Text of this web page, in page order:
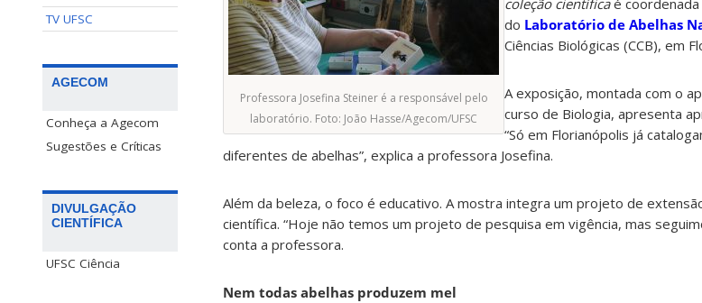
TV UFSC
AGECOM
Conheça a Agecom
Sugestões e Críticas
DIVULGAÇÃO
CIENTÍFICA
UFSC Ciência
Professora Josefina Steiner é a responsável pelo
laboratório. Foto: João Hasse/Agecom/UFSC
coleção científicaé
do Laboratório de Abelhas
Ciências Biológicas (CCB), em
A exposição, montada com o
curso de Biologia, apresenta
“Só em Florianópolis já
diferentes de abelhas”, explica a professora Josefina.
Além da beleza, o foco é educativo. A mostra integra um projeto de
científica. “Hoje não temos um projeto de pesquisa em vigência, mas
conta a professora.
Nem todas abelhas produzem mel